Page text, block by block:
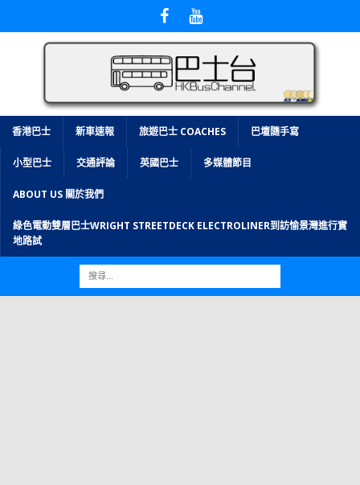
香港巴士 新車速報 旅遊巴士 COACHES 巴壇隨手寫
小型巴士 交通評論 英國巴士 多媒體節目
ABOUT US 關於我們
綠色電動雙層巴士WRIGHT STREETDECK ELECTROLINER到訪愉景灣進行實
地路試